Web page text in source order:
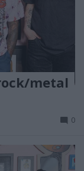
metal
0